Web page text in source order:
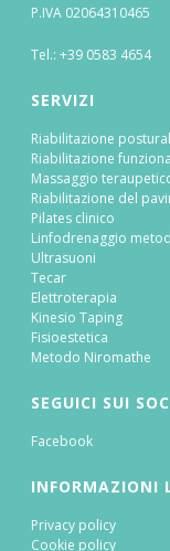
P.IVA 02064310465
Tel.:+39 0583 4654
SERVIZI
Riabilitazione
Riabilitazione
Massaggio
Riabilitazione del
Pilates clinico
Linfodrenaggio
Ultrasuoni
Tecar
Elettroterapia
Kinesio Taping
Fisioestetica
Metodo Niromathe
SEGUICI SUI
Facebook
INFORMAZIONI
Privacy policy
Cookie policy